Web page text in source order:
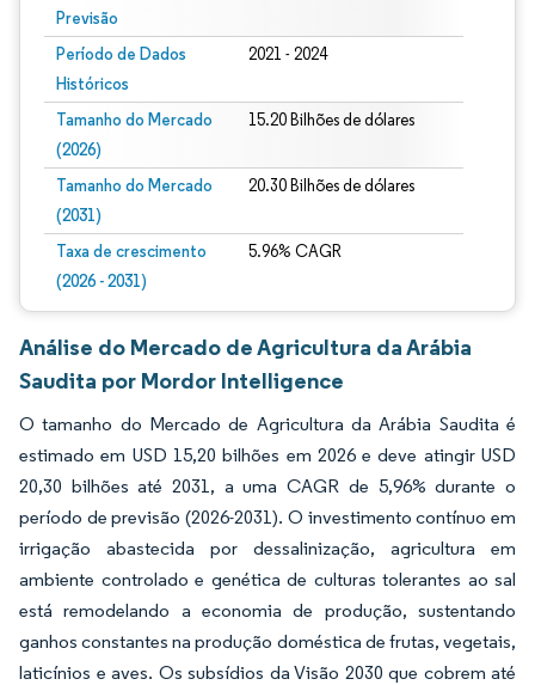
Previsão
Período de Dados
Históricos
2021 - 2024
Tamanho do Mercado
(2026)
15.20 Bilhões de dólares
Tamanho do Mercado
(2031)
20.30 Bilhões de dólares
Taxa de crescimento
(2026 - 2031)
5.96% CAGR
Análise do Mercado de Agricultura da Arábia
Saudita por Mordor Intelligence
O tamanho do Mercado de Agricultura da Arábia Saudita é
estimado em USD 15,20 bilhões em 2026 e deve atingir USD
20,30 bilhões até 2031, a uma CAGR de 5,96% durante o
período de previsão (2026-2031). O investimento contínuo em
irrigação abastecida por dessalinização, agricultura em
ambiente controlado e genética de culturas tolerantes ao sal
está remodelando a economia de produção, sustentando
ganhos constantes na produção doméstica de frutas, vegetais,
laticínios e aves. Os subsídios da Visão 2030 que cobrem até